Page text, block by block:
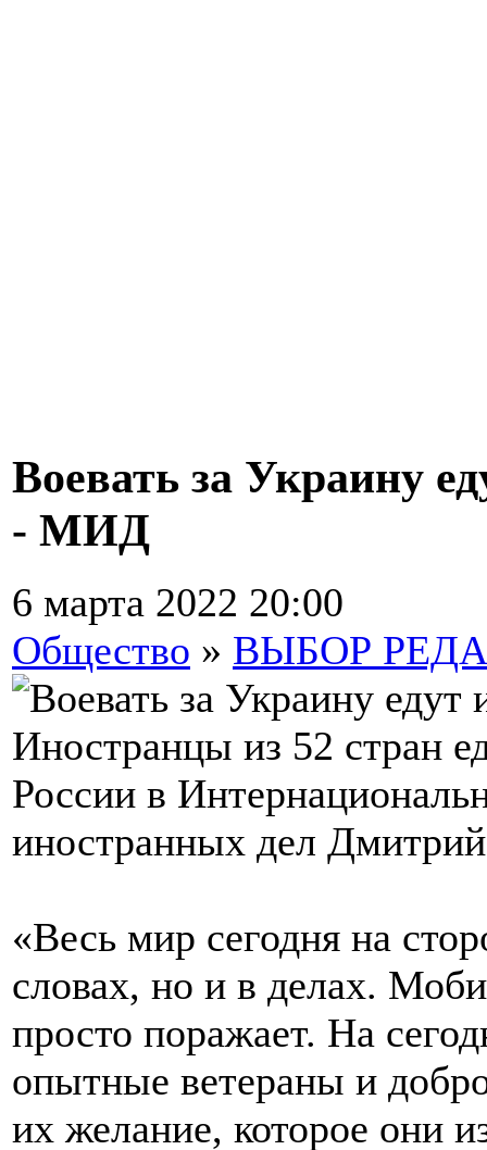
Воевать за Украину
- МИД
6 марта 2022 20:00
Общество » ВЫБОР
Иностранцы из 52 стран
России в
иностранных дел
«Весь мир сегодня на
словах, но и в делах.
просто поражает. На
опытные ветераны и
их желание, которое они